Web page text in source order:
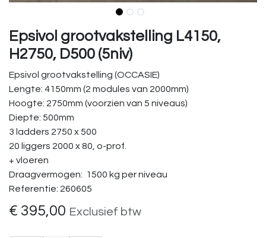
Epsivol grootvakstelling L4150,
H2750, D500 (5niv)
Epsivol grootvakstelling (OCCASIE)
Lengte: 4150mm (2 modules van 2000mm)
Hoogte: 2750mm (voorzien van 5 niveaus)
Diepte: 500mm
3 ladders 2750 x 500
20 liggers 2000 x 80, o-prof.
+ vloeren
Draagvermogen: 1500 kg per niveau
Referentie: 260605
€ 395,00 Exclusief btw